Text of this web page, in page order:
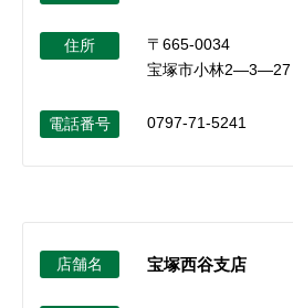
住所
〒665-0034
宝塚市小林2―3―27
電話番号 0797-71-5241
店舗名 宝塚西谷支店